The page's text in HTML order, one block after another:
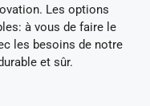
Les options
à vous de faire le
les besoins de notre
et sûr.